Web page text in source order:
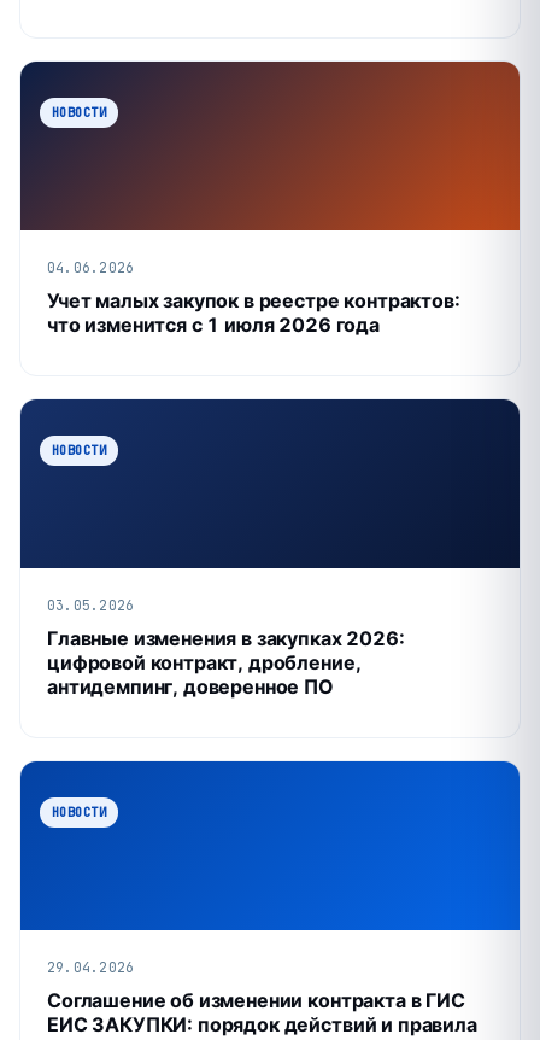
НОВОСТИ
04.06.2026
Учет малых закупок в реестре контрактов:
что изменится с 1 июля 2026 года
НОВОСТИ
03.05.2026
Главные изменения в закупках 2026:
цифровой контракт, дробление,
антидемпинг, доверенное ПО
НОВОСТИ
29.04.2026
Соглашение об изменении контракта в ГИС
ЕИС ЗАКУПКИ: порядок действий и правила